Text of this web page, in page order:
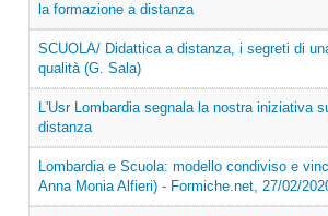
la formazione a distanza
SCUOLA/ Didattica a distanza, i segreti di
qualità (G. Sala)
L'Usr Lombardia segnala la nostra iniziativa
distanza
Lombardia e Scuola: modello condiviso e
Anna Monia Alfieri) - Formiche.net, 27/02/